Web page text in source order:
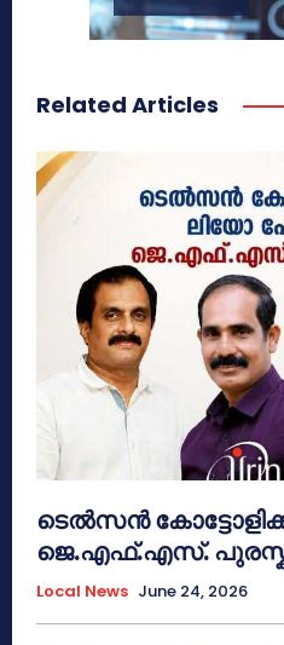
Related Articles
ടെൽസൻ
ജെ.എഫ്.എസ്.
Local News June 24, 2026